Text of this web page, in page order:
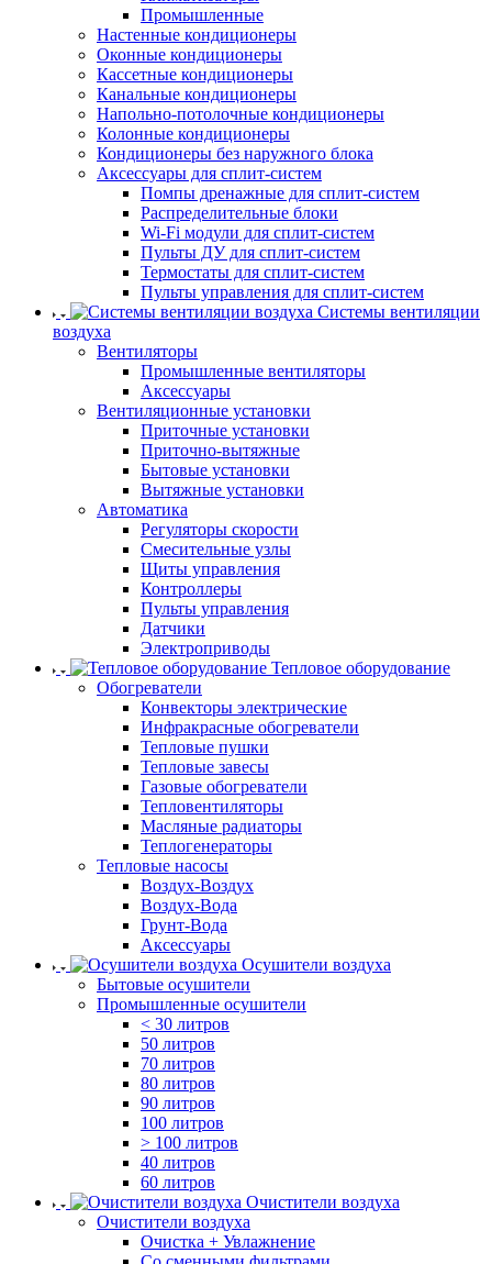
Промышленные
Настенные кондиционеры
Оконные кондиционеры
Кассетные кондиционеры
Канальные кондиционеры
Напольно-потолочные кондиционеры
Колонные кондиционеры
Кондиционеры без наружного блока
Аксессуары для сплит-систем
Помпы дренажные для сплит-систем
Распределительные блоки
Wi-Fi модули для сплит-систем
Пульты ДУ для сплит-систем
Термостаты для сплит-систем
Пульты управления для сплит-систем
Системы вентиляции
воздуха
Вентиляторы
Промышленные вентиляторы
Аксессуары
Вентиляционные установки
Приточные установки
Приточно-вытяжные
Бытовые установки
Вытяжные установки
Автоматика
Регуляторы скорости
Смесительные узлы
Щиты управления
Контроллеры
Пульты управления
Датчики
Электроприводы
Тепловое оборудование
Обогреватели
Конвекторы электрические
Инфракрасные обогреватели
Тепловые пушки
Тепловые завесы
Газовые обогреватели
Тепловентиляторы
Масляные радиаторы
Теплогенераторы
Тепловые насосы
Воздух-Воздух
Воздух-Вода
Грунт-Вода
Аксессуары
Осушители воздуха
Бытовые осушители
Промышленные осушители
< 30 литров
50 литров
70 литров
80 литров
90 литров
100 литров
> 100 литров
40 литров
60 литров
Очистители воздуха
Очистители воздуха
Очистка + Увлажнение